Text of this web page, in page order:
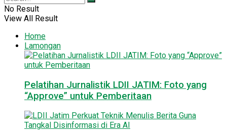
No Result
View All Result
Home
Lamongan
Pelatihan Jurnalistik LDII JATIM: Foto yang
“Approve” untuk Pemberitaan